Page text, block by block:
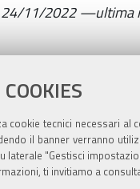
cookie tecnici necessari al
il banner verranno
laterale "Gestisci
ti invitiamo a
24/11/2022—ultima